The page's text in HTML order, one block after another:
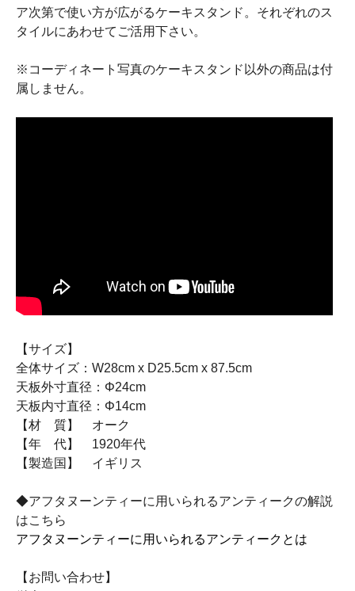
ア次第で使い方が広がるケーキスタンド。それぞれのス
タイルにあわせてご活用下さい。
※コーディネート写真のケーキスタンド以外の商品は付
属しません。
【サイズ】
全体サイズ：W28cm x D25.5cm x 87.5cm
天板外寸直径：Φ24cm
天板内寸直径：Φ14cm
【材 質】 オーク
【年 代】 1920年代
【製造国】 イギリス
◆アフタヌーンティーに用いられるアンティークの解説
はこちら
アフタヌーンティーに用いられるアンティークとは
【お問い合わせ】